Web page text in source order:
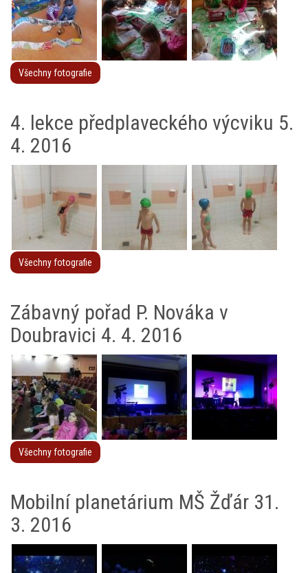
Všechny fotografie
4. lekce předplaveckého výcviku 5.
4. 2016
Všechny fotografie
Zábavný pořad P. Nováka v
Doubravici 4. 4. 2016
Všechny fotografie
Mobilní planetárium MŠ Žďár 31.
3. 2016